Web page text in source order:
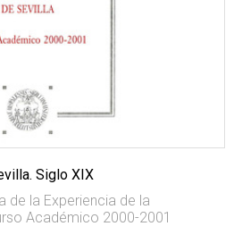
Siglo XIX
de la Experiencia de la
Académico 2000-2001